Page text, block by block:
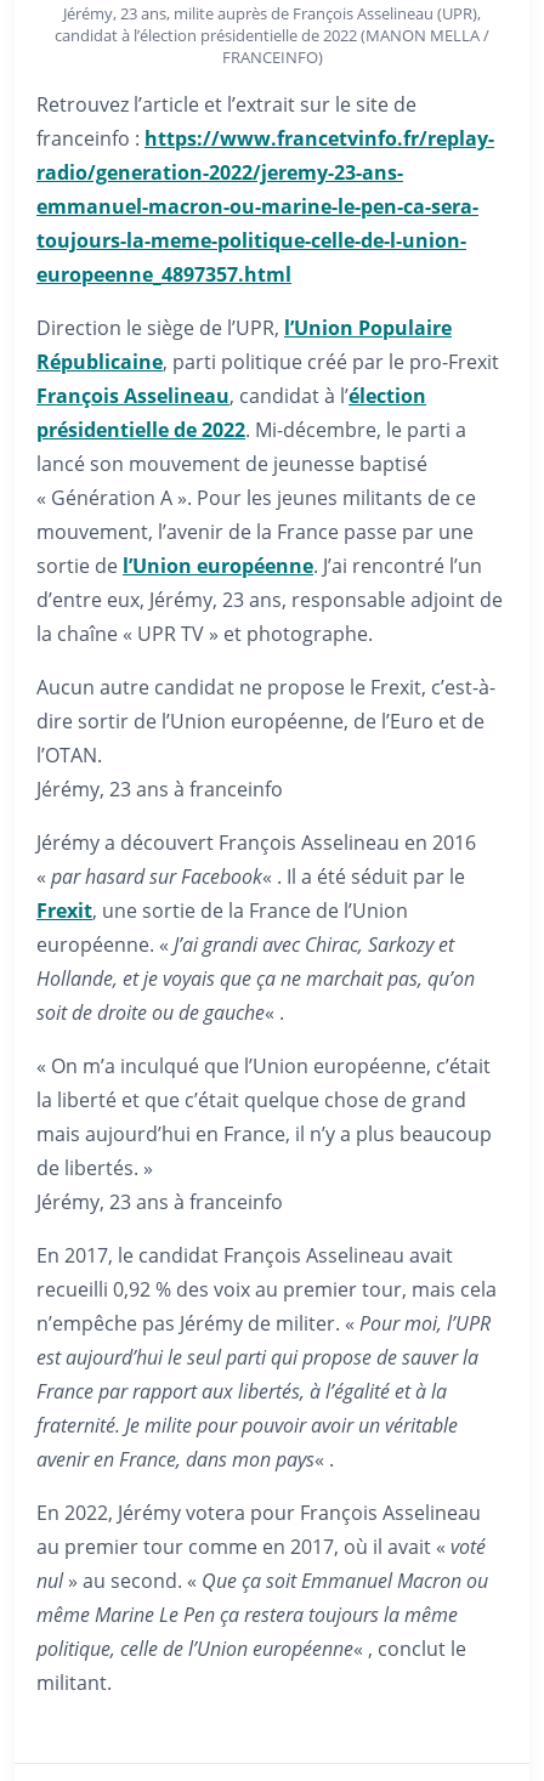
Jérémy, 23 ans, milite auprès de François Asselineau (UPR),
candidat à l’élection présidentielle de 2022 (MANON MELLA /
FRANCEINFO)
Retrouvez l’article et l’extrait sur le site de
franceinfo : https://www.francetvinfo.fr/replay-
radio/generation-2022/jeremy-23-ans-
emmanuel-macron-ou-marine-le-pen-ca-sera-
toujours-la-meme-politique-celle-de-l-union-
europeenne_4897357.html
Direction le siège de l’UPR, l’Union Populaire
Républicaine, parti politique créé par le pro-Frexit
François Asselineau, candidat à l’élection
présidentielle de 2022. Mi-décembre, le parti a
lancé son mouvement de jeunesse baptisé
« Génération A ». Pour les jeunes militants de ce
mouvement, l’avenir de la France passe par une
sortie de l’Union européenne. J’ai rencontré l’un
d’entre eux, Jérémy, 23 ans, responsable adjoint de
la chaîne « UPR TV » et photographe.
Aucun autre candidat ne propose le Frexit, c’est-à-
dire sortir de l’Union européenne, de l’Euro et de
l’OTAN.
Jérémy, 23 ans à franceinfo
Jérémy a découvert François Asselineau en 2016
« par hasard sur Facebook« . Il a été séduit par le
Frexit, une sortie de la France de l’Union
européenne. « J’ai grandi avec Chirac, Sarkozy et
Hollande, et je voyais que ça ne marchait pas, qu’on
soit de droite ou de gauche« .
« On m’a inculqué que l’Union européenne, c’était
la liberté et que c’était quelque chose de grand
mais aujourd’hui en France, il n’y a plus beaucoup
de libertés. »
Jérémy, 23 ans à franceinfo
En 2017, le candidat François Asselineau avait
recueilli 0,92 % des voix au premier tour, mais cela
n’empêche pas Jérémy de militer. « Pour moi, l’UPR
est aujourd’hui le seul parti qui propose de sauver la
France par rapport aux libertés, à l’égalité et à la
fraternité. Je milite pour pouvoir avoir un véritable
avenir en France, dans mon pays« .
En 2022, Jérémy votera pour François Asselineau
au premier tour comme en 2017, où il avait « voté
nul» au second. « Que ça soit Emmanuel Macron ou
même Marine Le Pen ça restera toujours la même
politique, celle de l’Union européenne« , conclut le
militant.